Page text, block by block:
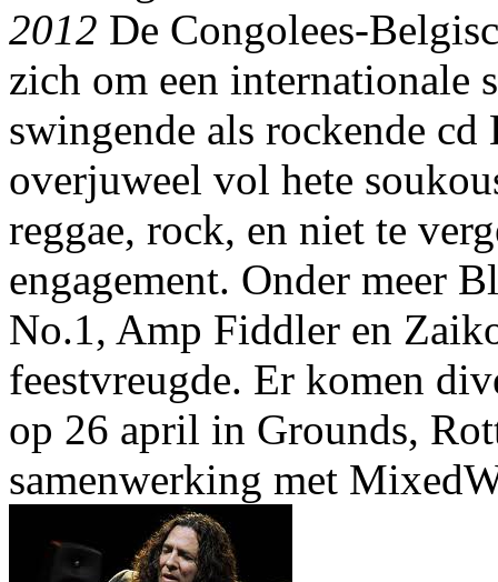
2012 De Congolees-
zich om een internationale
swingende als rockende cd
overjuweel vol hete
reggae, rock, en niet te
engagement. Onder meer
No.1, Amp Fiddler en
feestvreugde. Er komen
op 26 april in Grounds,
samenwerking met